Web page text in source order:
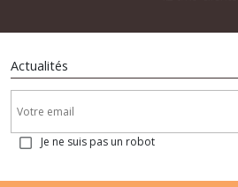
Actualités
Je ne suis pas un robot